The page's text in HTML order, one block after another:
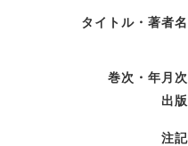
タイトル・著者名
巻次・年月次
出版
注記